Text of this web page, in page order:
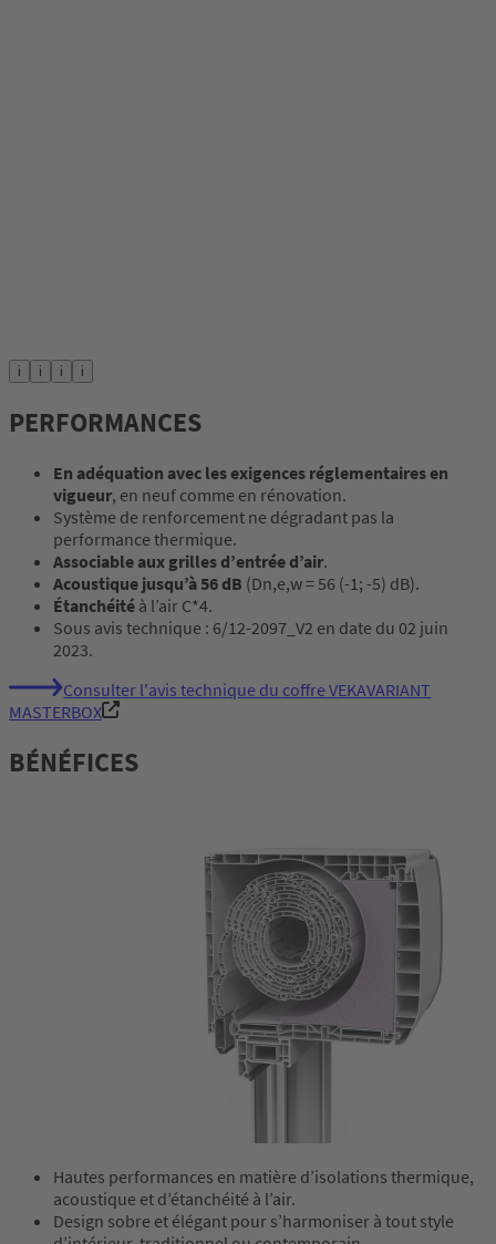
i i i i
PERFORMANCES
En adéquation avec les exigences réglementaires en
vigueur, en neuf comme en rénovation.
Système de renforcement ne dégradant pas la
performance thermique.
Associable aux grilles d’entrée d’air.
Acoustique jusqu’à 56 dB (Dn,e,w = 56 (-1; -5) dB).
Étanchéité à l’air C*4.
Sous avis technique : 6/12-2097_V2 en date du 02 juin
2023.
Consulter l'avis technique du coffre VEKAVARIANT
MASTERBOX
BÉNÉFICES
Hautes performances en matière d’isolations thermique,
acoustique et d’étanchéité à l’air.
Design sobre et élégant pour s’harmoniser à tout style